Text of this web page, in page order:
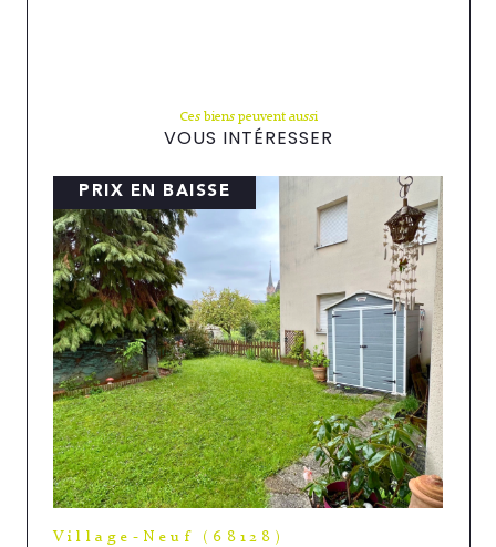
Ces biens peuvent aussi
VOUS INTÉRESSER
PRIX EN BAISSE
Village-Neuf (68128)